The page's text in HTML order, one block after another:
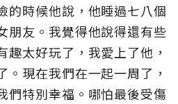
的時候他說，他睡過七八個
朋友。我覺得他說得還有些
趣太好玩了，我愛上了他，
。現在我們在一起一周了，
們特別幸福。哪怕最後受傷